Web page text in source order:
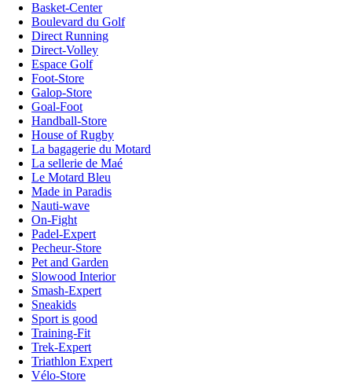
Basket-Center
Boulevard du Golf
Direct Running
Direct-Volley
Espace Golf
Foot-Store
Galop-Store
Goal-Foot
Handball-Store
House of Rugby
La bagagerie du Motard
La sellerie de Maé
Le Motard Bleu
Made in Paradis
Nauti-wave
On-Fight
Padel-Expert
Pecheur-Store
Pet and Garden
Slowood Interior
Smash-Expert
Sneakids
Sport is good
Training-Fit
Trek-Expert
Triathlon Expert
Vélo-Store